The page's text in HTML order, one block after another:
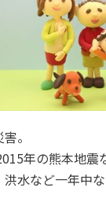
。
年の熊本地震
水など一年中